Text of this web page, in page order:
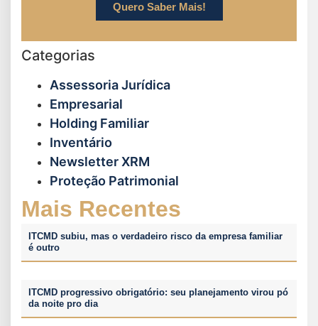
Quero Saber Mais!
Categorias
Assessoria Jurídica
Empresarial
Holding Familiar
Inventário
Newsletter XRM
Proteção Patrimonial
Mais Recentes
ITCMD subiu, mas o verdadeiro risco da empresa familiar
é outro
ITCMD progressivo obrigatório: seu planejamento virou pó
da noite pro dia